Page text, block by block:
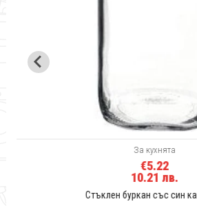
За кухнята
€5.22
10.21 лв.
Стъклен буркан със син